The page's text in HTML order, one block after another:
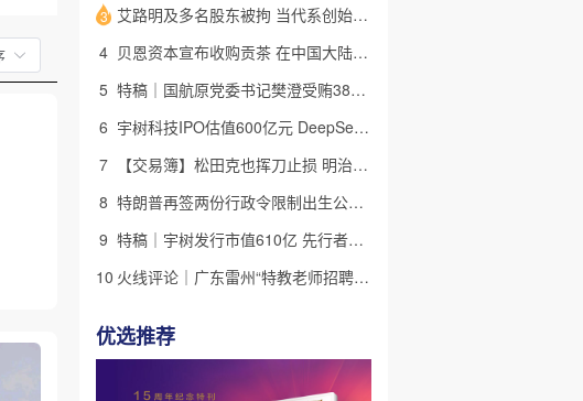
3
艾路明及多名股东被拘 当代系创始人因何此时被清算
4
贝恩资本宣布收购贡茶 在中国大陆无法注册商标后退出市场
5
特稿｜国航原党委书记樊澄受贿3847万元二审待宣判 否认大多数指控
6
宇树科技IPO估值600亿元 DeepSeek参与战略配售
7
【交易簿】松田克也挥刀止损 明治折戟中国乳业
8
特朗普再签两份行政令限制出生公民权 意图打击生育旅游产业(含视频)
9
特稿｜宇树发行市值610亿 先行者的加速和考验
10
火线评论｜广东雷州“特教老师招聘违规”很雷，仍有诸多疑点
优选推荐